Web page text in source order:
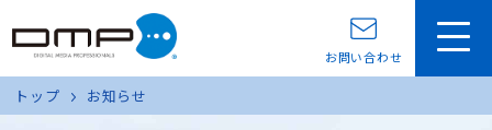
お問い合わせ
トップ お知らせ